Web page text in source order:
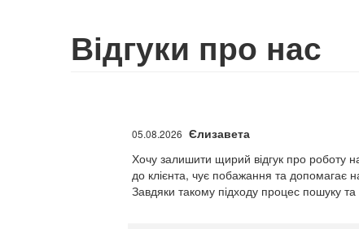
Відгуки про нас
05.08.2026 Єлизавета
Хочу залишити щирий відгук про роботу
до клієнта, чує побажання та допомагає
Завдяки такому підходу процес пошуку